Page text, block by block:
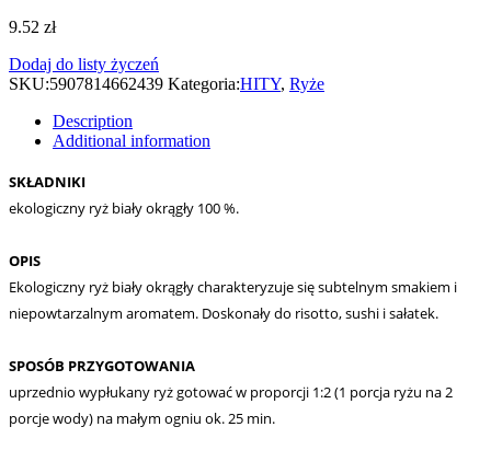
9.52 zł
Dodaj do listy życzeń
SKU:5907814662439 Kategoria:HITY, Ryże
Description
Additional information
SKŁADNIKI
ekologiczny ryż biały okrągły 100 %.
OPIS
Ekologiczny ryż biały okrągły charakteryzuje się subtelnym smakiem i
niepowtarzalnym aromatem. Doskonały do risotto, sushi i sałatek.
SPOSÓB PRZYGOTOWANIA
uprzednio wypłukany ryż gotować w proporcji 1:2 (1 porcja ryżu na 2
porcje wody) na małym ogniu ok. 25 min.